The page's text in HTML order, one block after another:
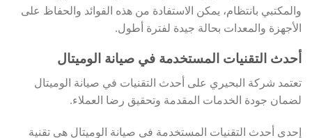
والمكتبي بانتظام، يمكن الاستفادة من هذه الفوائد والحفاظ على
الأجهزة والمعدات بحالة جيدة لفترة أطول.
أحدث التقنيات المستخدمة في صيانة الوميتال
تعتمد شركة البحيري على أحدث التقنيات في صيانة الوميتال
لضمان جودة الخدمات المقدمة وتحقيق رضا العملاء.
إحدى أحدث التقنيات المستخدمة في صيانة الوميتال هي تقنية